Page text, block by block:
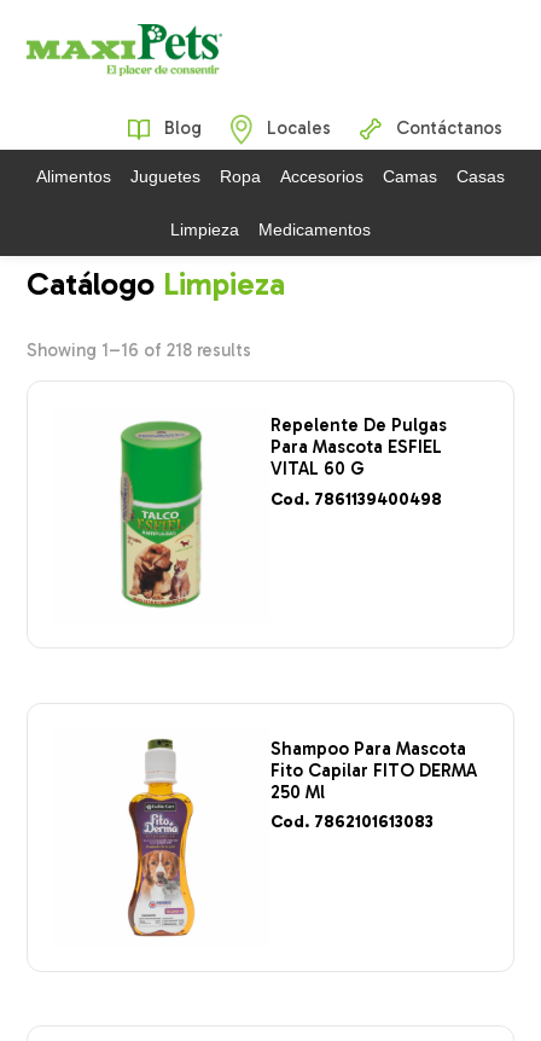
Blog Locales Contáctanos
Alimentos Juguetes Ropa Accesorios Camas Casas
Limpieza Medicamentos
Limpieza
Showing 1–16 of 218 results
Repelente De Pulgas
Para Mascota ESFIEL
VITAL 60 G
Cod. 7861139400498
Shampoo Para Mascota
Fito Capilar FITO DERMA
250 Ml
Cod. 7862101613083